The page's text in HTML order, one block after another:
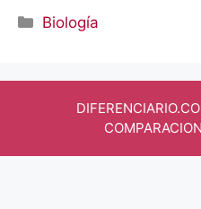
Categorías
Biología